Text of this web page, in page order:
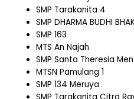
SMP Tarakanita 4
SMP DHARMA BUDHI
SMP 163
MTS An Najah
SMP Santa Theresia
MTSN Pamulang 1
SMP 134 Meruya